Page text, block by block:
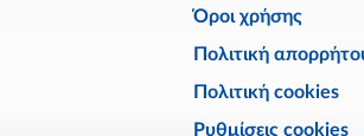
Όροι χρήσης
Πολιτική
Πολιτική cookies
Ρυθμίσεις cookies